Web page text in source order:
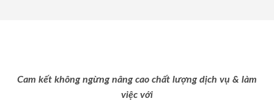
Cam kết không ngừng nâng cao chất lượng dịch vụ & làm
việc với